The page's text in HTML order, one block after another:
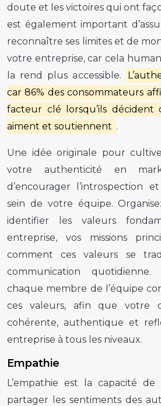
doute et les victoires qui ont
est également important
reconnaître ses limites et de
votre entreprise, car cela
la rend plus accessible.
car 86% des consommateurs
facteur clé lorsqu’ils décident
aiment et soutiennent .
Une idée originale pour
votre authenticité en
d’encourager l’introspection
sein de votre équipe.
identifier les valeurs
entreprise, vos missions
comment ces valeurs se
communication quotidienne.
chaque membre de l’équipe
ces valeurs, afin que votre
cohérente, authentique et
entreprise à tous les niveaux.
Empathie
L’empathie est la capacité
partager les sentiments des